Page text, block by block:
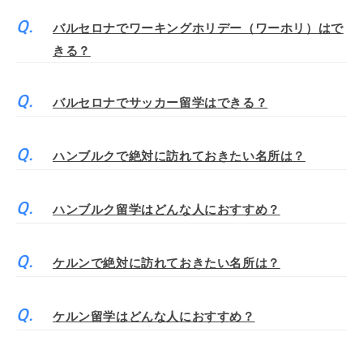
バルセロナでワーキングホリデー（ワーホリ）はで
きる？
バルセロナでサッカー留学はできる？
ハンブルクで絶対に訪れておきたい名所は？
ハンブルク留学はどんな人におすすめ？
ケルンで絶対に訪れておきたい名所は？
ケルン留学はどんな人におすすめ？